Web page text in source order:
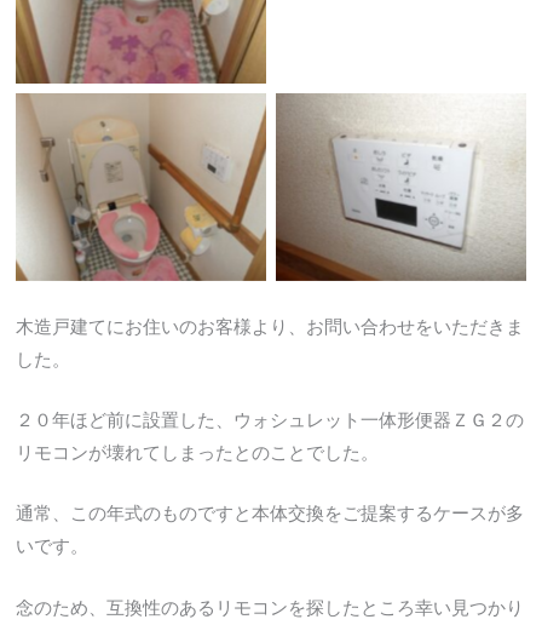
No Caption No Caption
木造戸建てにお住いのお客様より、お問い合わせをいただきま
した。
２０年ほど前に設置した、ウォシュレット一体形便器ＺＧ２の
リモコンが壊れてしまったとのことでした。
通常、この年式のものですと本体交換をご提案するケースが多
いです。
念のため、互換性のあるリモコンを探したところ幸い見つかり